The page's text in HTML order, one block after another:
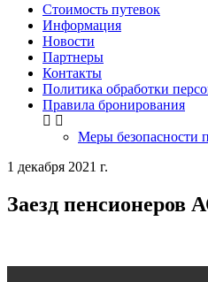
Стоимость путевок
Информация
Новости
Партнеры
Контакты
Политика обработки
Правила бронирования
Меры безопасности
1 декабря 2021 г.
Заезд